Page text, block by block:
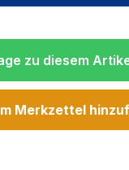
zu diesem
Merkzettel